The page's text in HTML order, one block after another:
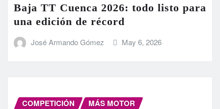
Baja TT Cuenca 2026: todo listo para
una edición de récord
José Armando Gómez May 6, 2026
COMPETICIÓN
MÁS MOTOR